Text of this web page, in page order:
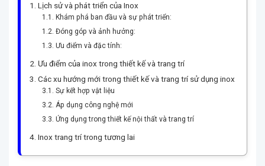
Lịch sử và phát triển của Inox
Khám phá ban đầu và sự phát triển:
Đóng góp và ảnh hưởng:
Ưu điểm và đặc tính:
Ưu điểm của inox trong thiết kế và trang trí
Các xu hướng mới trong thiết kế và trang trí sử dụng inox
Sự kết hợp vật liệu
Áp dụng công nghệ mới
Ứng dụng trong thiết kế nội thất và trang trí
Inox trang trí trong tương lai